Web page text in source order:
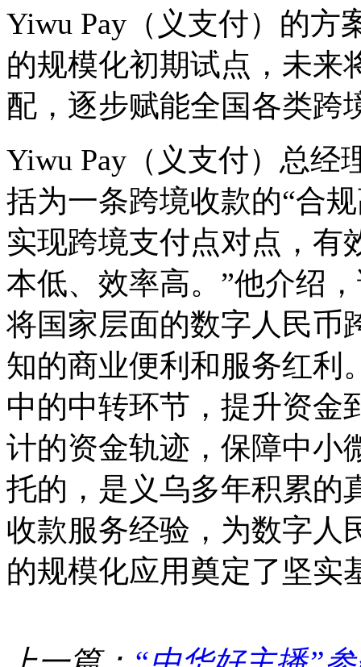
Yiwu Pay（义支付）的方
的规模化初期试点，未来
配，逐步赋能全国各类跨
Yiwu Pay（义支付）总经
括为一条跨境收款的“合
实现跨境支付点对点，有
本低、效率高。”他介绍
将国家层面的数字人民币
知的商业便利和服务红利
中的中转环节，提升资金
计的资金轨迹，保障中小
托的，是义乌多年积累的
收款服务经验，为数字人
的规模化应用奠定了坚实